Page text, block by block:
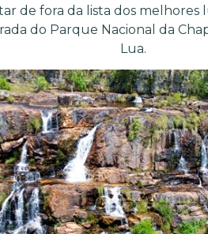
de fora da lista dos melhores
do Parque Nacional da
Lua.